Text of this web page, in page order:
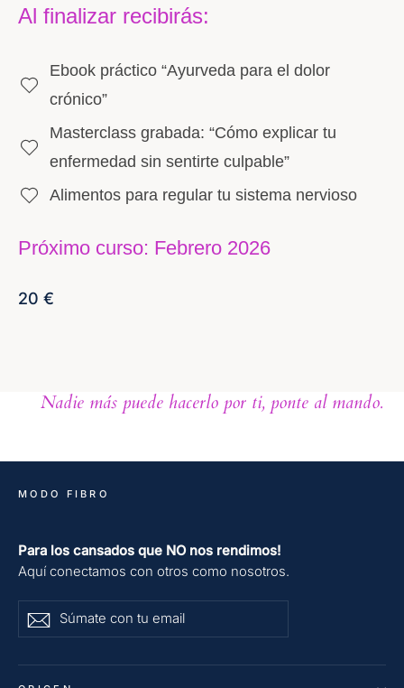
Al finalizar recibirás:
Ebook práctico “Ayurveda para el dolor
crónico”
Masterclass grabada: “Cómo explicar tu
enfermedad sin sentirte culpable”
Alimentos para regular tu sistema nervioso
Próximo curso: Febrero 2026
Valor
20 €
Nadie más puede hacerlo por ti, ponte al mando.
MODO FIBRO
Para los cansados que NO nos rendimos!
Aquí conectamos con otros como nosotros.
Súmate
con
ENVIARENVIAR